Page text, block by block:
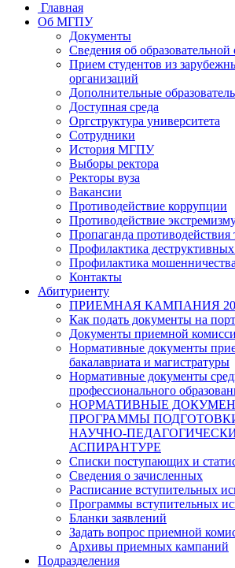
Главная
Об МГПУ
Документы
Сведения об образовательной
Прием студентов из
организаций
Дополнительные
Доступная среда
Оргструктура университета
Сотрудники
История МГПУ
Выборы ректора
Ректоры вуза
Вакансии
Противодействие коррупции
Противодействие
Пропаганда противодействия
Профилактика
Профилактика мошенничества
Контакты
Абитуриенту
ПРИЕМНАЯ КАМПАНИЯ
Как подать документы на
Документы приемной
Нормативные документы
бакалавриата и магистратуры
Нормативные документы
профессионального
НОРМАТИВНЫЕ
ПРОГРАММЫ
НАУЧНО-
АСПИРАНТУРЕ
Списки поступающих и
Сведения о зачисленных
Расписание вступительных
Программы вступительных
Бланки заявлений
Задать вопрос приемной
Архивы приемных кампаний
Подразделения